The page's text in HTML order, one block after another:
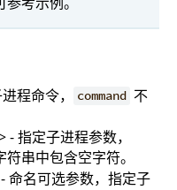
程命令， command 不
- 指定子进程参数，
串中包含空字符。
- 命名可选参数，指定子